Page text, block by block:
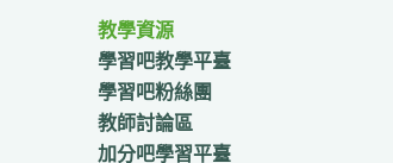
教學資源
學習吧教學平臺
學習吧粉絲團
教師討論區
加分吧學習平臺